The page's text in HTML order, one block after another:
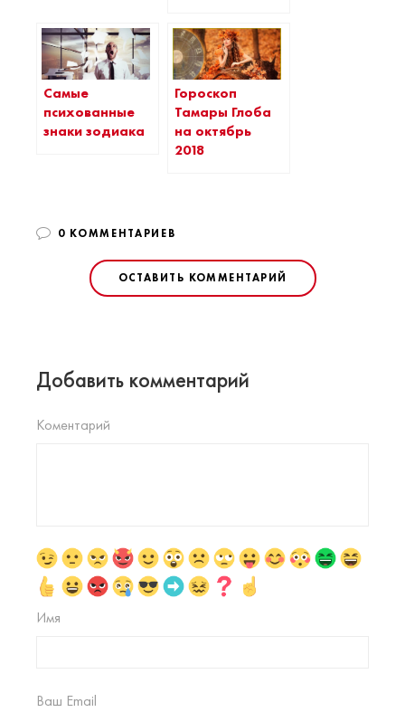
Самые
психованные
знаки зодиака
Гороскоп
Тамары Глоба
на октябрь
2018
0 КОММЕНТАРИЕВ
ОСТАВИТЬ КОММЕНТАРИЙ
Добавить комментарий
Коментарий
Имя
Ваш Email